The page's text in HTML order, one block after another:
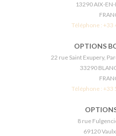
13290 AIX-EN-
Téléphone : +33
OPTIONS
22 rue Saint Exupery,
33290
Téléphone : +33
8 rue
69120